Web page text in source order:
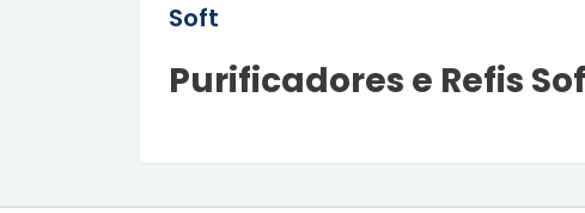
Soft
Purificadores e Refis